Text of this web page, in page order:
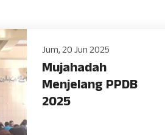
Jum, 20 Jun 2025
Mujahadah
Menjelang PPDB
2025